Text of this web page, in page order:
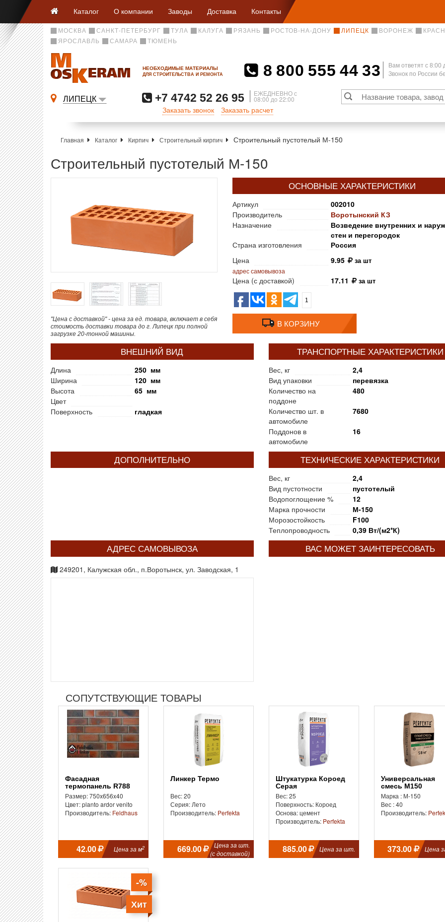
Каталог О компании Заводы Доставка Контакты
МОСКВА САНКТ-ПЕТЕРБУРГ ТУЛА КАЛУГА РЯЗАНЬ РОСТОВ-НА-ДОНУ ЛИПЕЦК ВОРОНЕЖ
ЯРОСЛАВЛЬ
САМАРА ТЮМЕНЬ
НЕОБХОДИМЫЕ МАТЕРИАЛЫ
ДЛЯ СТРОИТЕЛЬСТВА И РЕМОНТА 8 800 555 44 33
Вам ответят c 8:00
Звонок по России
ЛИПЕЦК +7 4742 52 26 95 ЕЖЕДНЕВНО с
08:00 до 22:00
Заказать звонок Заказать расчет
Главная Каталог Кирпич Строительный кирпич Строительный пустотелый М-150
Строительный пустотелый М-150
"Цена с доставкой" - цена за ед. товара, включает в себя
стоимость доставки товара до г. Липецк при полной
загрузке 20-тонной машины.
ОСНОВНЫЕ ХАРАКТЕРИСТИКИ
Артикул
002010
Производитель
Воротынский КЗ
Назначение
Возведение внутренних и
стен и перегородок
Страна изготовления
Россия
Цена
9.95 за шт
адрес самовывоза
Цена (с доставкой) 17.11 за шт
1
В КОРЗИНУ
ВНЕШНИЙ ВИД
Длина
250 мм
Ширина
120 мм
Высота
65 мм
Цвет
Поверхность
гладкая
ТРАНСПОРТНЫЕ ХАРАКТЕРИСТИКИ
Вес, кг
2,4
Вид упаковки
перевязка
Количество на
поддоне
480
Количество шт. в
автомобиле
7680
Поддонов в
автомобиле
16
ДОПОЛНИТЕЛЬНО ТЕХНИЧЕСКИЕ ХАРАКТЕРИСТИКИ
Вес, кг
2,4
Вид пустотности
пустотелый
Водопоглощение %
12
Марка прочности
М-150
Морозостойкость
F100
Теплопроводность
0,39 Вт/(м2*К)
АДРЕС САМОВЫВОЗА
249201, Калужская обл., п.Воротынск, ул. Заводская, 1
ВАС МОЖЕТ ЗАИНТЕРЕСОВАТЬ
СОПУТСТВУЮЩИЕ ТОВАРЫ
Фасадная
термопанель R788
planto ardor venito
Размер: 750x656x40
Цвет: planto ardor venito
Производитель: Feldhaus
42.00 Цена за м2
Линкер Термо
Вес: 20
Серия: Лето
Производитель: Perfekta
669.00
Цена за шт.
(с доставкой)
Штукатурка Короед
Серая
Вес: 25
Поверхность: Короед
Основа: цемент
Производитель: Perfekta
885.00 Цена за шт.
Универсальная
смесь М150
Марка : М-150
Вес : 40
Производитель:
373.00 Цена
-%
Хит